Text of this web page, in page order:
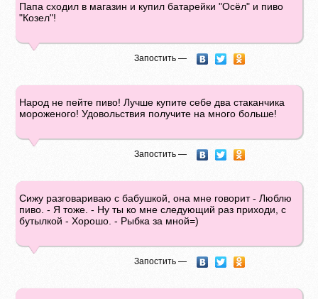
Папа сходил в магазин и купил батарейки "Осёл" и пиво
"Козел"!
Запостить —
Народ не пейте пиво! Лучше купите себе два стаканчика
мороженого! Удовольствия получите на много больше!
Запостить —
Сижу разговариваю с бабушкой, она мне говорит - Люблю
пиво. - Я тоже. - Ну ты ко мне следующий раз приходи, с
бутылкой - Хорошо. - Рыбка за мной=)
Запостить —